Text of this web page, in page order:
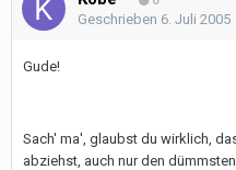
Geschrieben 6. Juli 2005
Gude!
Sach' ma', glaubst du wirklich,
abziehst, auch nur den